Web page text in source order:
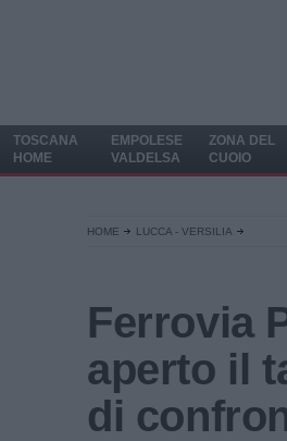
TOSCANA
HOME
EMPOLESE
VALDELSA
ZONA DEL
CUOIO
HOME LUCCA - VERSILIA
Ferrovia
aperto il
di